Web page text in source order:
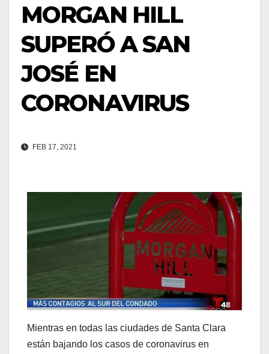
MORGAN HILL
SUPERÓ A SAN
JOSÉ EN
CORONAVIRUS
FEB 17, 2021
Mientras en todas las ciudades de Santa Clara
están bajando los casos de coronavirus en